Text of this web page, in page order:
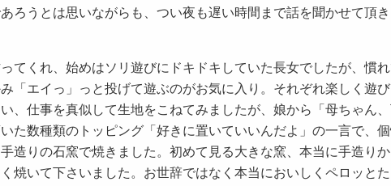
ろうとは思いながらも、つい夜も遅い時間まで話を聞かせて頂
てくれ、始めはソリ遊びにドキドキしていた長女でしたが、慣れ
「エイっ」っと投げて遊ぶのがお気に入り。それぞれ楽しく遊
、仕事を真似して生地をこねてみましたが、娘から「母ちゃん
た数種類のトッピング「好きに置いていいんだよ」の一言で、
造りの石窯で焼きました。初めて見る大きな窯、本当に手造り
焼いて下さいました。お世辞ではなく本当においしくペロッと